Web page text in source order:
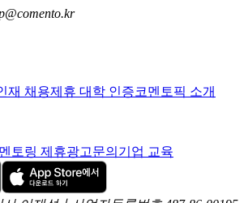
재 채용제휴 대학 인증코멘토픽 소개
멘토링 제휴광고문의 기업 교육